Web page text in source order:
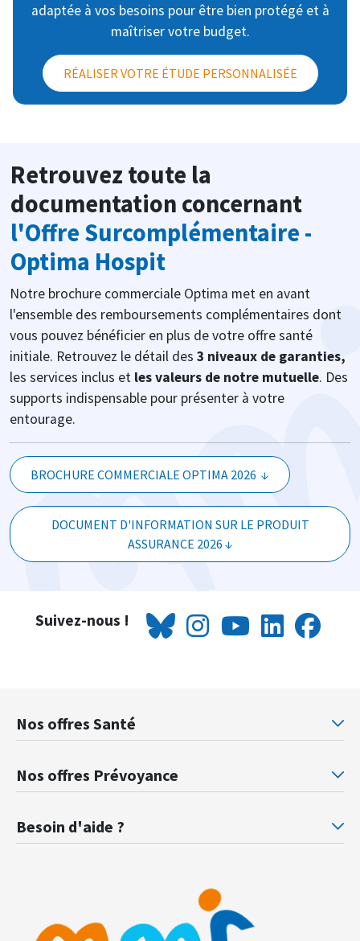
Image
adaptée à vos besoins pour être bien protégé et à
maîtriser votre budget.
RÉALISER VOTRE ÉTUDE PERSONNALISÉE
Retrouvez toute la
documentation concernant
l'Offre Surcomplémentaire -
Optima Hospit
Notre brochure commerciale Optima met en avant
l'ensemble des remboursements complémentaires dont
vous pouvez bénéficier en plus de votre offre santé
initiale. Retrouvez le détail des 3 niveaux de garanties,
les services inclus et les valeurs de notre mutuelle. Des
supports indispensable pour présenter à votre
entourage.
BROCHURE COMMERCIALE OPTIMA 2026 ↓
DOCUMENT D'INFORMATION SUR LE PRODUIT
ASSURANCE 2026 ↓
Suivez-nous !
Nos offres Santé
Mutuelle santé Retraités justice
Nos offres Prévoyance
Besoin d'aide ?